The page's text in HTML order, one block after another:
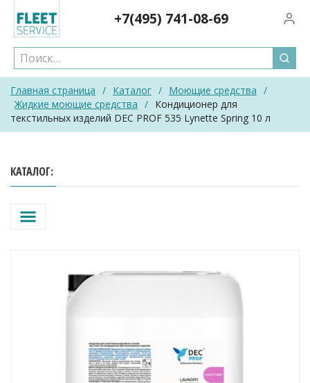
content
+7(495) 741-08-69
Главная страница / Каталог / Моющие средства /
Жидкие моющие средства / Кондиционер для
текстильных изделий DEC PROF 535 Lynette Spring 10 л
КАТАЛОГ